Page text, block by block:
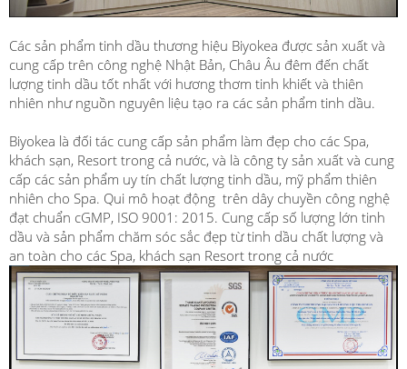
Các sản phẩm tinh dầu thương hiệu Biyokea được sản xuất và
cung cấp trên công nghệ Nhật Bản, Châu Âu đêm đến chất
lượng tinh dầu tốt nhất với hương thơm tinh khiết và thiên
nhiên như nguồn nguyên liệu tạo ra các sản phẩm tinh dầu.
Biyokea là đối tác cung cấp sản phẩm làm đẹp cho các Spa,
khách sạn, Resort trong cả nước, và là công ty sản xuất và cung
cấp các sản phẩm uy tín chất lượng tinh dầu, mỹ phẩm thiên
nhiên cho Spa. Qui mô hoạt động trên dây chuyền công nghệ
đạt chuẩn cGMP, ISO 9001: 2015. Cung cấp số lượng lớn tinh
dầu và sản phẩm chăm sóc sắc đẹp từ tinh dầu chất lượng và
an toàn cho các Spa, khách sạn Resort trong cả nước